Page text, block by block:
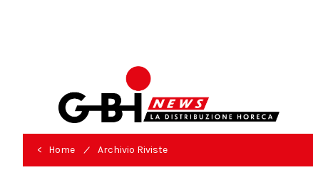
< Home / Archivio Riviste